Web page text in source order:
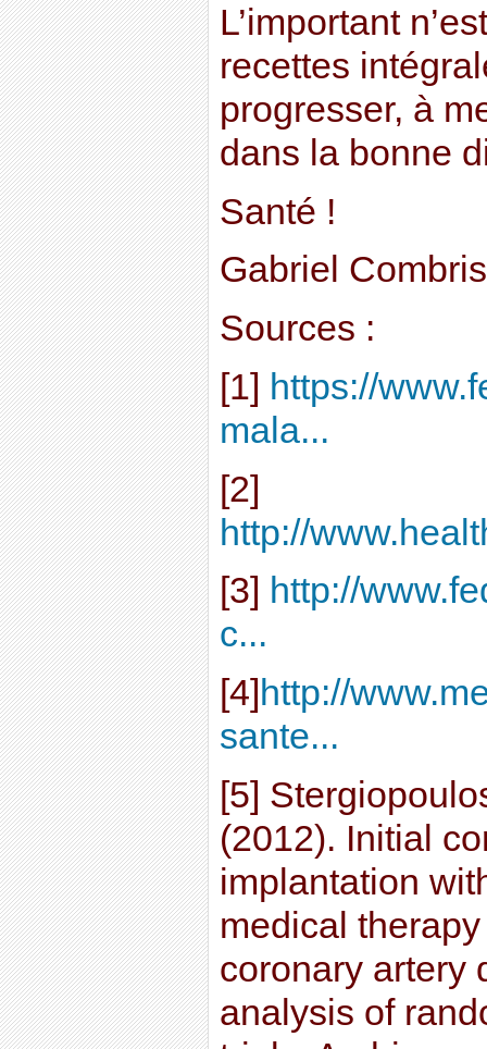
L’important
recettes
progresser, à
dans la bonne
Santé !
Gabriel Combris
Sources :
[1] https://
mala...
[2]
http://
[3] http://
c...
[4] http://
sante...
[5]
(2012). Initial
implantation
medical
coronary artery
analysis of